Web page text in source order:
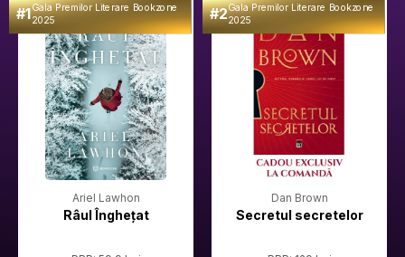
#1Gala Premilor Literare Bookzone
2025
Ariel Lawhon
Râul Înghețat
#2Gala Premilor Literare Bookzone
2025
Dan Brown
Secretul secretelor